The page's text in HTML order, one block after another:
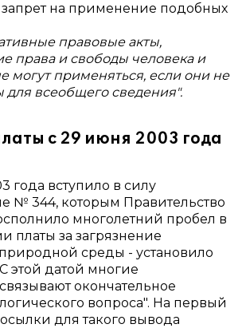
на применение подобных
правовые акты,
права и свободы человека и
могут применяться, если они не
для всеобщего сведения".
с 29 июня 2003 года
года вступило в силу
№ 344, которым Правительство
многолетний пробел в
платы за загрязнение
среды - установило
этой датой многие
окончательное
вопроса". На первый
для такого вывода